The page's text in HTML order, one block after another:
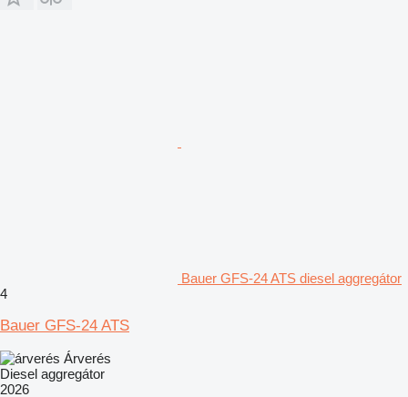
Bauer GFS-24 ATS diesel aggregátor
4
Bauer GFS-24 ATS
Árverés
Diesel aggregátor
2026